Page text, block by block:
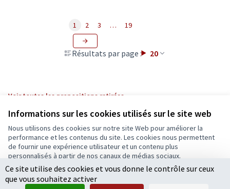
Informations sur les cookies utilisés sur le site web
Nous utilisons des cookies sur notre site Web pour améliorer la
performance et les contenus du site. Les cookies nous permettent
de fournir une expérience utilisateur et un contenu plus
personnalisés à partir de nos canaux de médias sociaux.
Tout accepter
Accepter seulement les cookies essentiels
Résultats par page : 20
1 2 3 … 19
Voir toutes les propositions retirées
Conditions d'utilisation
Paramètres des cookies
Ecrivons Angers sur X
(Lien externe)
Ecrivons Angers sur Facebook
(Lien externe)
Ce site utilise des cookies et vous donne le contrôle sur ceux
que vous souhaitez activer